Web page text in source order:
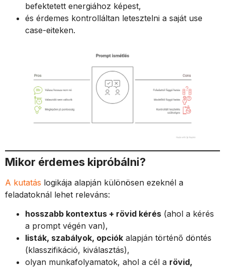
befektetett energiához képest,
és érdemes kontrolláltan letesztelni a saját use
case-eiteken.
Mikor érdemes kipróbálni?
A kutatás logikája alapján különösen ezeknél a
feladatoknál lehet releváns:
hosszabb kontextus + rövid kérés (ahol a kérés
a prompt végén van),
listák, szabályok, opciók alapján történő döntés
(klasszifikáció, kiválasztás),
olyan munkafolyamatok, ahol a cél a rövid,